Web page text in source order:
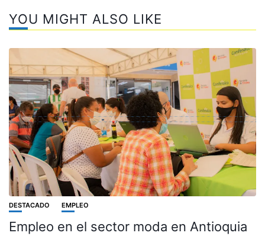
YOU MIGHT ALSO LIKE
DESTACADO EMPLEO
Empleo en el sector moda en Antioquia